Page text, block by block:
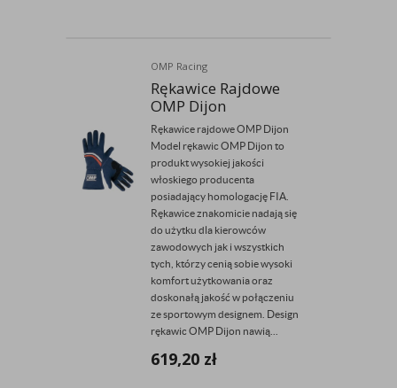
OMP Racing
Rękawice Rajdowe
OMP Dijon
Rękawice rajdowe OMP Dijon
Model rękawic OMP Dijon to
produkt wysokiej jakości
włoskiego producenta
posiadający homologację FIA.
Rękawice znakomicie nadają się
do użytku dla kierowców
zawodowych jak i wszystkich
tych, którzy cenią sobie wysoki
komfort użytkowania oraz
doskonałą jakość w połączeniu
ze sportowym designem. Design
rękawic OMP Dijon nawią...
619,20 zł